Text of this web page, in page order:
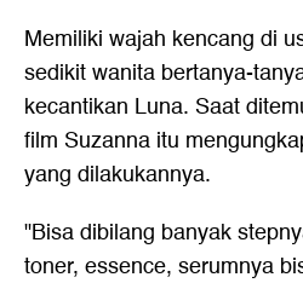
Memiliki wajah kencang di
sedikit wanita bertanya-
kecantikan Luna. Saat
film Suzanna itu
yang dilakukannya.
"Bisa dibilang banyak
toner, essence, serumnya